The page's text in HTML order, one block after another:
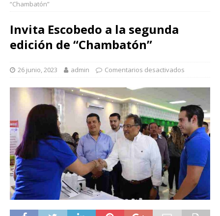
“Chambatón”
Invita Escobedo a la segunda
edición de “Chambatón”
26 junio, 2023 admin Comentarios desactivados